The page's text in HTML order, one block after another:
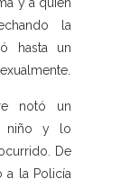
y a quien
la
hasta un
notó un
niño y lo
De
a la Policía